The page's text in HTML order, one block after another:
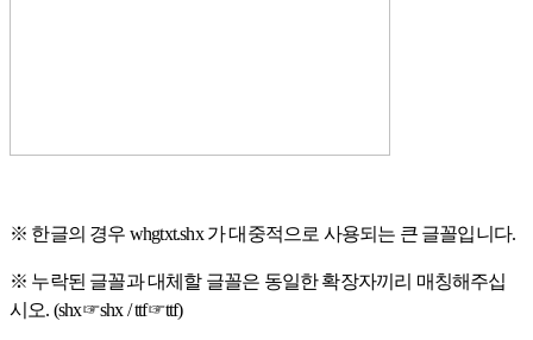
※ 한글의 경우 whgtxt.shx 가 대중적으로 사용되는 큰 글꼴입니다.
※ 누락된 글꼴과 대체할 글꼴은 동일한 확장자끼리 매칭해주십
시오. (shx☞shx / ttf☞ttf)